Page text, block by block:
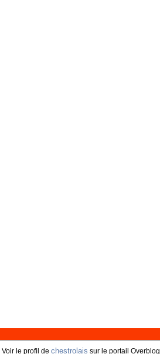
Voir le profil de chestrolais sur le portail Overblog